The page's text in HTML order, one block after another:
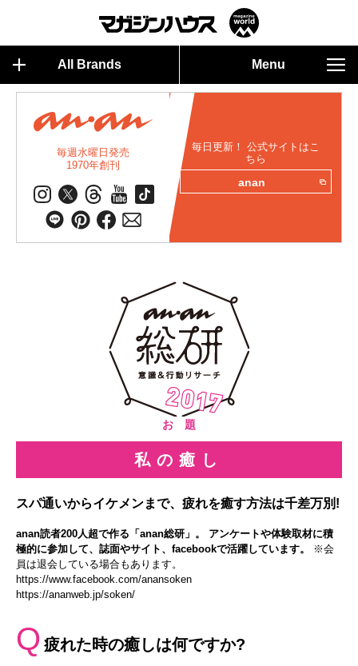
All Brands Menu
毎週水曜日発売
1970年創刊
毎日更新！ 公式サイトはこ
ちら
anan
お 題
私の癒し
スパ通いからイケメンまで、疲れを癒す方法は千差万別!
anan読者200人超で作る「anan総研」。 アンケートや体験取材に積
極的に参加して、誌面やサイト、facebookで活躍しています。
※会
員は退会している場合もあります。
https://www.facebook.com/anansoken
https://ananweb.jp/soken/
Q 疲れた時の癒しは何ですか?